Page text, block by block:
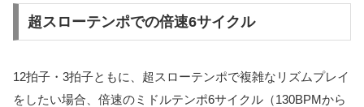
超スローテンポでの倍速6サイクル
12拍子・3拍子ともに、超スローテンポで複雑なリズムプレイ
をしたい場合、倍速のミドルテンポ6サイクル（130BPMから